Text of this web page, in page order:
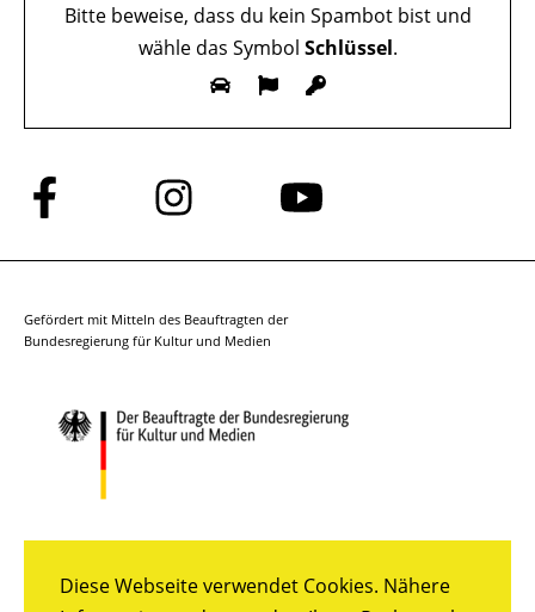
Diese Webseite verwendet Cookies. Nähere
Bitte beweise, dass du kein Spambot bist und
wähle das Symbol Schlüssel.
Folge
uns
auf
Folge
uns
auf
Folge
auf
Gefördert mit Mitteln des Beauftragten der
Bundesregierung für Kultur und Medien